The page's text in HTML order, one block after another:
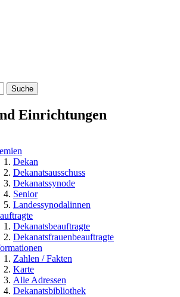
Einrichtungen
Dekan
Dekanatsausschuss
Dekanatssynode
Senior
Landessynodalinnen
Dekanatsbeauftragte
Dekanatsfrauenbeauftragte
Zahlen / Fakten
Karte
Alle Adressen
Dekanatsbibliothek